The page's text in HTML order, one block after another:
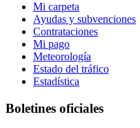
Mi carpeta
Ayudas y subvenciones
Contrataciones
Mi pago
Meteorología
Estado del tráfico
Estadística
Boletines oficiales